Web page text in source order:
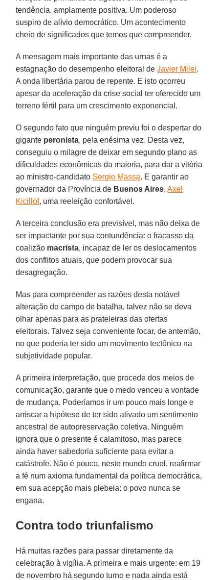
tendência, amplamente positiva. Um poderoso
suspiro de alívio democrático. Um acontecimento
cheio de significados que temos que compreender.
A mensagem mais importante das urnas é a
estagnação do desempenho eleitoral deJavier Milei.
A onda libertária parou de repente. E isto ocorreu
apesar da aceleração da crise social ter oferecido um
terreno fértil para um crescimento exponencial.
O segundo fato que ninguém previu foi o despertar do
gigante peronista, pela enésima vez. Desta vez,
conseguiu o milagre de deixar em segundo plano as
dificuldades econômicas da maioria, para dar a vitória
ao ministro-candidato Sergio Massa. E garantir ao
governador da Província de Buenos Aires,Axel
Kicillof, uma reeleição confortável.
A terceira conclusão era previsível, mas não deixa de
ser impactante por sua contundência: o fracasso da
coalizão macrista, incapaz de ler os deslocamentos
dos conflitos atuais, que podem provocar sua
desagregação.
Mas para compreender as razões desta notável
alteração do campo de batalha, talvez não se deva
olhar apenas para as prateleiras das ofertas
eleitorais. Talvez seja conveniente focar, de antemão,
no que poderia ter sido um movimento tectônico na
subjetividade popular.
A primeira interpretação, que procede dos meios de
comunicação, garante que o medo venceu a vontade
de mudança. Poderíamos ir um pouco mais longe e
arriscar a hipótese de ter sido ativado um sentimento
ancestral de autopreservação coletiva. Ninguém
ignora que o presente é calamitoso, mas parece
ainda haver sabedoria suficiente para evitar a
catástrofe. Não é pouco, neste mundo cruel, reafirmar
a fé num axioma fundamental da política democrática,
em sua acepção mais plebeia: o povo nunca se
engana.
Contra todo triunfalismo
Há muitas razões para passar diretamente da
celebração à vigília. A primeira e mais urgente: em 19
de novembro há segundo turno e nada ainda está